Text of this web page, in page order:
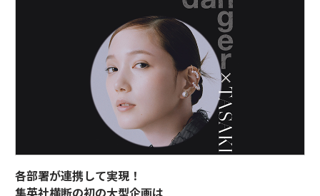
各部署が連携して実現！
集英社横断の初の大型企画は